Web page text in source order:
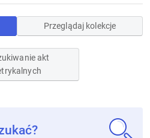
Przeglądaj kolekcje
akt